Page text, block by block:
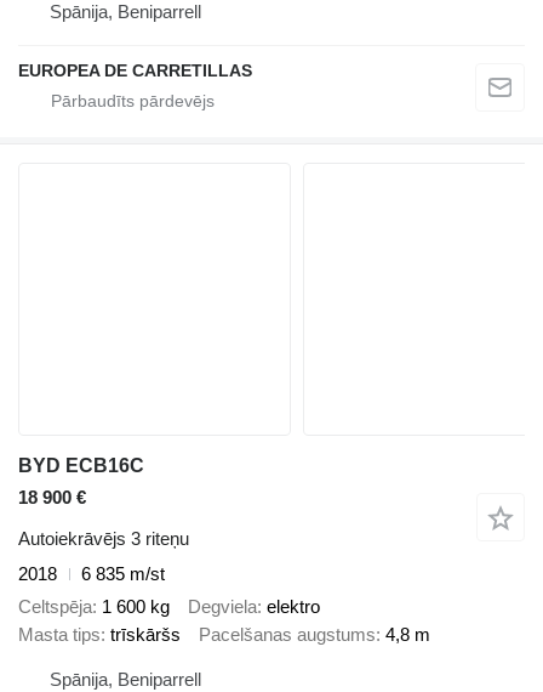
Spānija, Beniparrell
EUROPEA DE CARRETILLAS
BYD ECB16C
18 900 €
Autoiekrāvējs 3 riteņu
2018
6 835 m/st
Celtspēja 1 600 kg Degviela elektro
Masta tips trīskāršs Pacelšanas augstums 4,8 m
Spānija, Beniparrell